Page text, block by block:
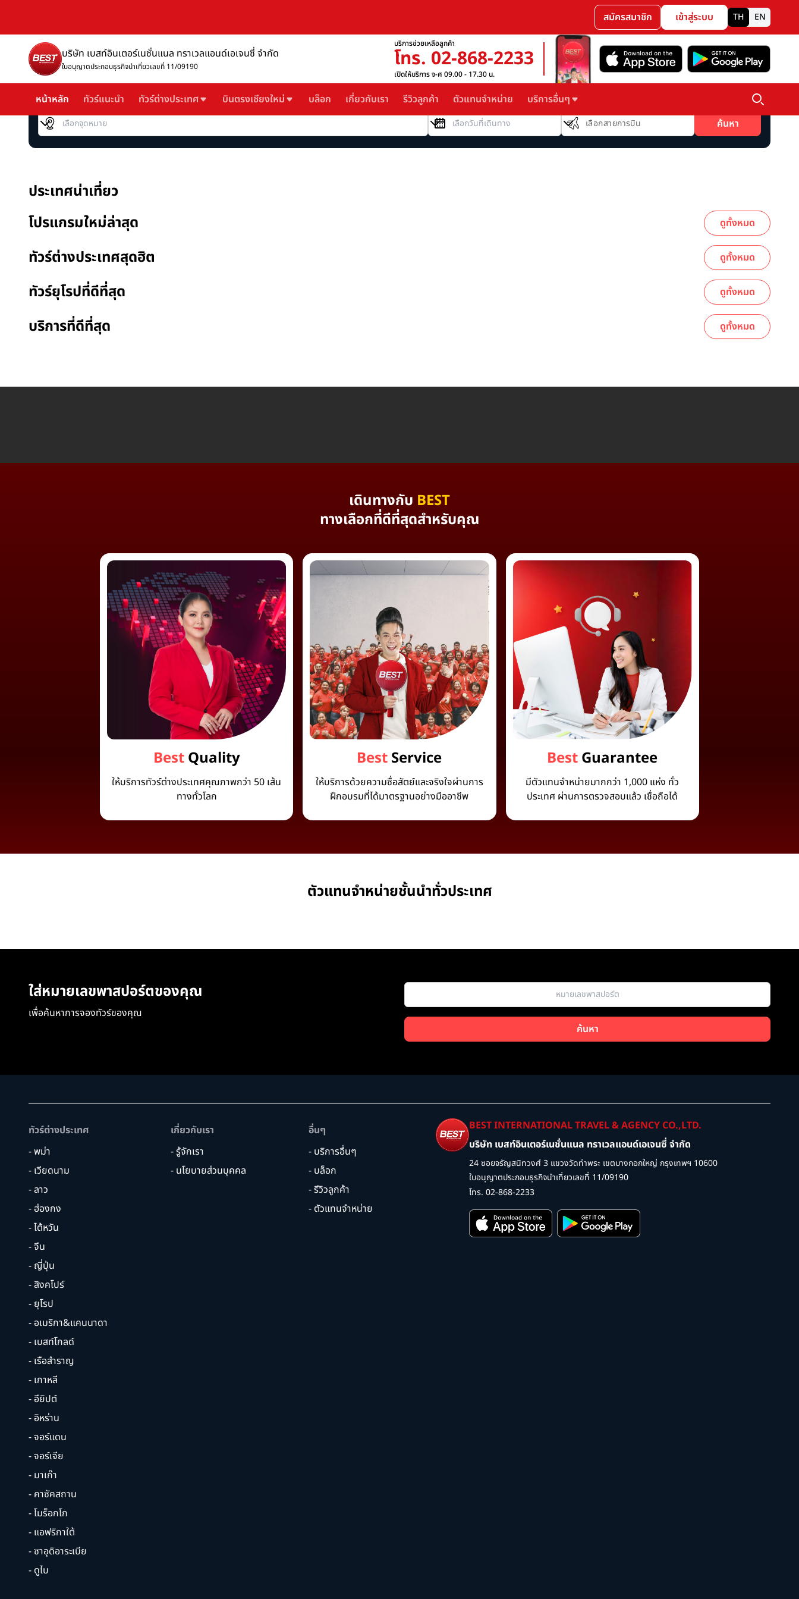
สมัครสมาชิก เข้าสู่ระบบ TH EN
บริษัท เบสท์อินเตอร์เนชั่นแนล ทราเวลแอนด์เอเจนซี่ จำกัด
ใบอนุญาตประกอบธุรกิจนำเที่ยวเลขที่ 11/09190
บริการช่วยเหลือลูกค้า
โทร. 02-868-2233
เปิดให้บริการ จ-ศ 09.00 - 17.30 น.
หน้าหลัก ทัวร์แนะนำ ทัวร์ต่างประเทศ บินตรงเชียงใหม่ บล็อก เกี่ยวกับเรา รีวิวลูกค้า ตัวแทนจำหน่าย บริการอื่นๆ
เลือกจุดหมาย วันที่เดินทาง
สายการบิน
เลือกสายการบิน
ค้นหา
ประเทศน่าเที่ยว
โปรแกรมใหม่ล่าสุด
ดูทั้งหมด
ทัวร์ต่างประเทศสุดฮิต ดูทั้งหมด
ทัวร์ยุโรปที่ดีที่สุด ดูทั้งหมด
บริการที่ดีที่สุด ดูทั้งหมด
เดินทางกับ BEST
ทางเลือกที่ดีที่สุดสำหรับคุณ
BestQuality
ให้บริการทัวร์ต่างประเทศคุณภาพกว่า 50 เส้น
ทางทั่วโลก
BestService
ให้บริการด้วยความซื่อสัตย์และจริงใจผ่านการ
ฝึกอบรมที่ได้มาตรฐานอย่างมืออาชีพ
BestGuarantee
มีตัวแทนจำหน่ายมากกว่า 1,000 แห่ง ทั่ว
ประเทศ ผ่านการตรวจสอบแล้ว เชื่อถือได้
ตัวแทนจำหน่ายชั้นนำทั่วประเทศ
ใส่หมายเลขพาสปอร์ตของคุณ
เพื่อค้นหาการจองทัวร์ของคุณ
ค้นหา
ทัวร์ต่างประเทศ
- พม่า
- เวียดนาม
- ลาว
- ฮ่องกง
- ไต้หวัน
- จีน
- ญี่ปุ่น
- สิงคโปร์
- ยุโรป
- อเมริกา&แคนนาดา
- เบสท์โกลด์
- เรือสำราญ
- เกาหลี
- อียิปต์
- อิหร่าน
- จอร์แดน
- จอร์เจีย
- มาเก๊า
- คาซัคสถาน
- โมร็อกโก
- แอฟริกาใต้
- ซาอุดิอาระเบีย
- ดูไบ
เกี่ยวกับเรา
- รู้จักเรา
- นโยบายส่วนบุคคล
อื่นๆ
- บริการอื่นๆ
- บล็อก
- รีวิวลูกค้า
- ตัวแทนจำหน่าย
BEST INTERNATIONAL TRAVEL & AGENCY CO.,LTD.
บริษัท เบสท์อินเตอร์เนชั่นแนล ทราเวลแอนด์เอเจนซี่ จำกัด
24 ซอยจรัญสนิทวงศ์ 3 แขวงวัดท่าพระ เขตบางกอกใหญ่ กรุงเทพฯ 10600
ใบอนุญาตประกอบธุรกิจนำเที่ยวเลขที่ 11/09190
โทร. 02-868-2233